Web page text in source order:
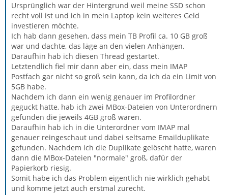
Ursprünglich war der Hintergrund weil meine SSD schon
recht voll ist und ich in mein Laptop kein weiteres Geld
investieren möchte.
Ich hab dann gesehen, dass mein TB Profil ca. 10 GB groß
war und dachte, das läge an den vielen Anhängen.
Daraufhin hab ich diesen Thread gestartet.
Letztendlich fiel mir dann aber ein, dass mein IMAP
Postfach gar nicht so groß sein kann, da ich da ein Limit von
5GB habe.
Nachdem ich dann ein wenig genauer im Profilordner
geguckt hatte, hab ich zwei MBox-Dateien von Unterordnern
gefunden die jeweils 4GB groß waren.
Daraufhin hab ich in die Unterordner vom IMAP mal
genauer reingeschaut und dabei seltsame Emailduplikate
gefunden. Nachdem ich die Duplikate gelöscht hatte, waren
dann die MBox-Dateien "normale" groß, dafür der
Papierkorb riesig.
Somit habe ich das Problem eigentlich nie wirklich gehabt
und komme jetzt auch erstmal zurecht.